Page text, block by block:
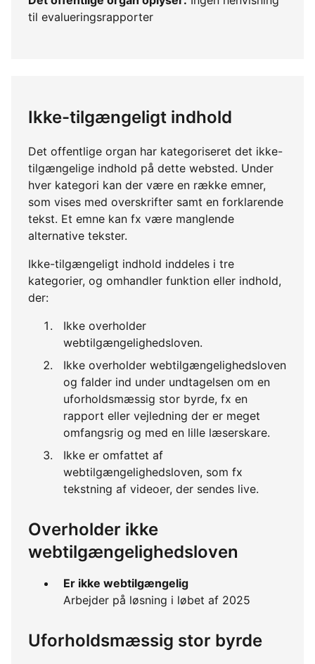
til evalueringsrapporter
Ikke-tilgængeligt indhold
Det offentlige organ har kategoriseret det ikke-
tilgængelige indhold på dette websted. Under
hver kategori kan der være en række emner,
som vises med overskrifter samt en forklarende
tekst. Et emne kan fx være manglende
alternative tekster.
Ikke-tilgængeligt indhold inddeles i tre
kategorier, og omhandler funktion eller indhold,
der:
Ikke overholder
webtilgængelighedsloven.
Ikke overholder webtilgængelighedsloven
og falder ind under undtagelsen om en
uforholdsmæssig stor byrde, fx en
rapport eller vejledning der er meget
omfangsrig og med en lille læserskare.
Ikke er omfattet af
webtilgængelighedsloven, som fx
tekstning af videoer, der sendes live.
Overholder ikke
webtilgængelighedsloven
Er ikke webtilgængelig
Arbejder på løsning i løbet af 2025
Uforholdsmæssig stor byrde